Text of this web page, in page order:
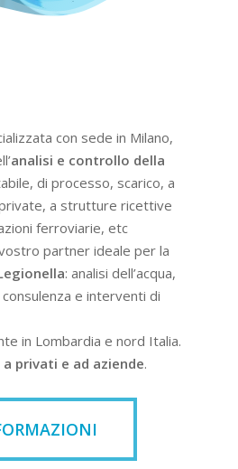
con sede in Milano,
analisi e controllo della
di processo, scarico, a
a strutture ricettive
ferroviarie, etc
partner ideale per la
: analisi dell’acqua,
e interventi di
in Lombardia e nord Italia.
privati e ad aziende.